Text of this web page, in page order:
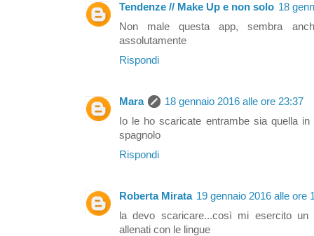
Tendenze // Make Up e non solo 18
Non male questa app, sembra
assolutamente
Rispondi
Mara
18 gennaio 2016 alle ore 23:37
Io le ho scaricate entrambe sia quella
spagnolo
Rispondi
Roberta Mirata 19 gennaio 2016 alle ore
la devo scaricare...così mi esercito un
allenati con le lingue